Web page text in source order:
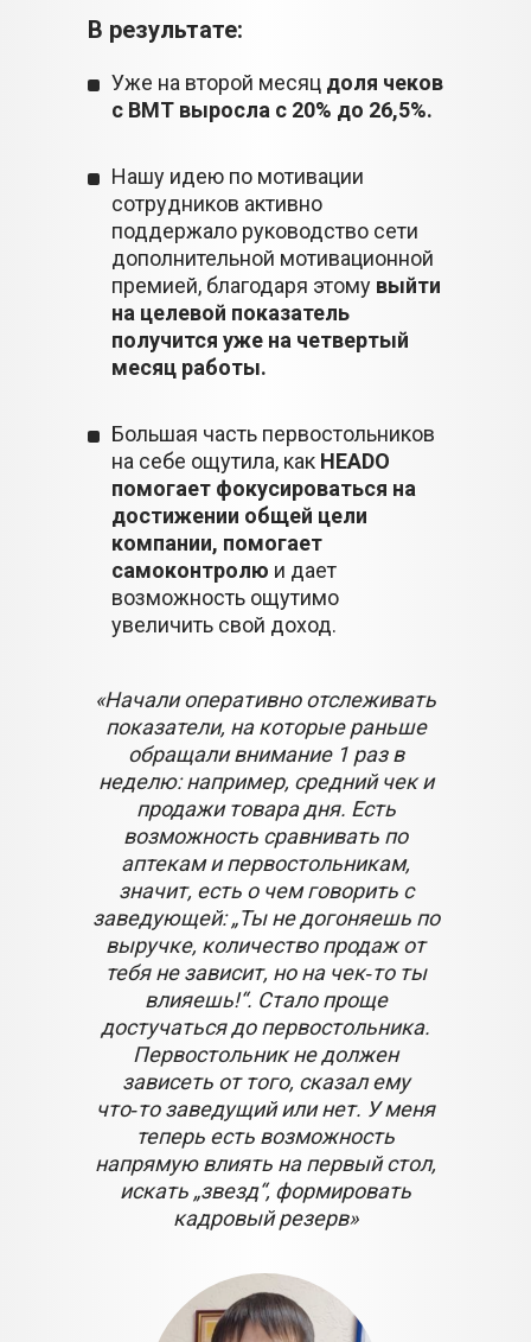
В результате:
Уже на второй месяц доля чеков
с ВМТ выросла с 20% до 26,5%.
Нашу идею по мотивации
сотрудников активно
поддержало руководство сети
дополнительной мотивационной
премией, благодаря этому выйти
на целевой показатель
получится уже на четвертый
месяц работы.
Большая часть первостольников
на себе ощутила, как HEADO
помогает фокусироваться на
достижении общей цели
компании, помогает
самоконтролю и дает
возможность ощутимо
увеличить свой доход.
«Начали оперативно отслеживать
показатели, на которые раньше
обращали внимание 1 раз в
неделю: например, средний чек и
продажи товара дня. Есть
возможность сравнивать по
аптекам и первостольникам,
значит, есть о чем говорить с
заведующей: „Ты не догоняешь по
выручке, количество продаж от
тебя не зависит, но на чек‑то ты
влияешь!“. Стало проще
достучаться до первостольника.
Первостольник не должен
зависеть от того, сказал ему
что‑то заведущий или нет. У меня
теперь есть возможность
напрямую влиять на первый стол,
искать „звезд“, формировать
кадровый резерв»